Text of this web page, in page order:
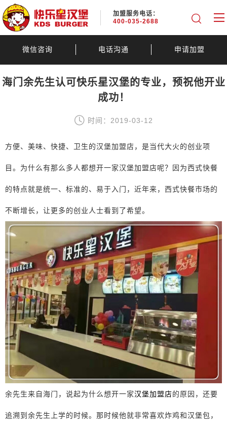
加盟服务电话：
400-035-2688
微信咨询 电话沟通 申请加盟
海门余先生认可快乐星汉堡的专业，预祝他开业
成功！
时间：2019-03-12
方便、美味、快捷、卫生的汉堡加盟店，是当代大火的创业项
目。为什么有那么多人都想开一家汉堡加盟店呢？因为西式快餐
的特点就是统一、标准的、易于入门，近年来，西式快餐市场的
不断增长，让更多的创业人士看到了希望。
余先生来自海门，说起为什么想开一家汉堡加盟店的原因，还要
追溯到余先生上学的时候。那时候他就非常喜欢炸鸡和汉堡包，